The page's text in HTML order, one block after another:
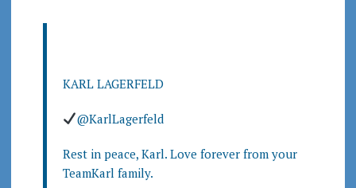
KARL LAGERFELD
@KarlLagerfeld
Rest in peace, Karl. Love forever from your
TeamKarl family.